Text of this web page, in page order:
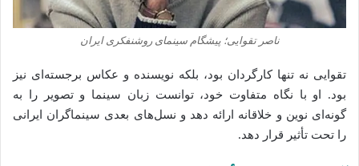
ناصر تقوایی؛ پیشگام سینمای روشنفکری ایران
تقوایی نه تنها کارگردان بود، بلکه نویسنده و عکاس برجسته‌ای نیز
بود. او با نگاه متفاوت خود، توانست زبان سینما و تصویر را به
گونه‌ای نوین و خلاقانه ارائه دهد و نسل‌های بعدی سینماگران ایرانی
را تحت تأثیر قرار دهد.